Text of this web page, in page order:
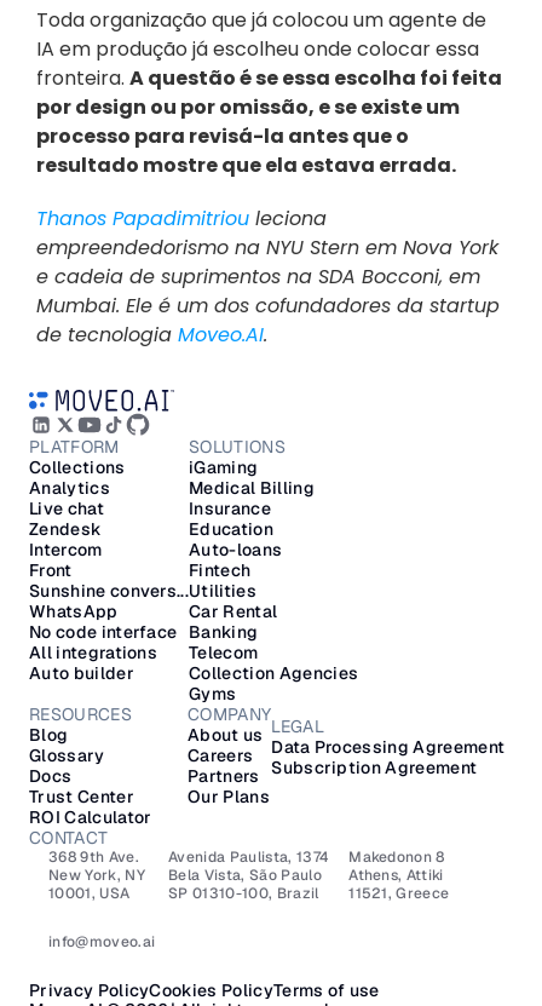
Toda organização que já colocou um agente de
IA em produção já escolheu onde colocar essa
fronteira. A questão é se essa escolha foi feita
por design ou por omissão, e se existe um
processo para revisá-la antes que o
resultado mostre que ela estava errada.
Thanos Papadimitriou leciona
empreendedorismo na NYU Stern em Nova York
e cadeia de suprimentos na SDA Bocconi, em
Mumbai. Ele é um dos cofundadores da startup
de tecnologia Moveo.AI.
PLATFORM
No code interface
Auto builder
Collections
Analytics
Live chat
Zendesk
Intercom
Front
WhatsApp
Sunshine convers...
All integrations
LEGAL
Data Processing Agreement
Subscription Agreement
RESOURCES
Blog
Glossary
Docs
Trust Center
ROI Calculator
COMPANY
About us
Careers
Partners
Our Plans
SOLUTIONS
Medical Billing
Insurance
iGaming
Education
Auto-loans
Fintech
Utilities
Car Rental
Banking
Telecom
Collection Agencies
Gyms
CONTACT
Makedonon 8
Athens, Attiki
11521, Greece
368 9th Ave.
New York, NY
10001, USA
info@moveo.ai
Avenida Paulista, 1374
Bela Vista, São Paulo
SP 01310-100, Brazil
Privacy Policy Terms of use
Cookies Policy